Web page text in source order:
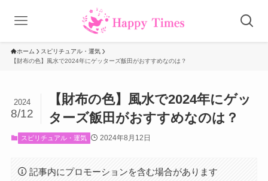
ホーム
スピリチュアル・運気
【財布の色】風水で2024年にゲッターズ飯田がおすすめなのは？
【財布の色】風水で2024年にゲッ
ターズ飯田がおすすめなのは？
2024
8/12
スピリチュアル・運気 2024年8月12日
記事内にプロモーションを含む場合があります